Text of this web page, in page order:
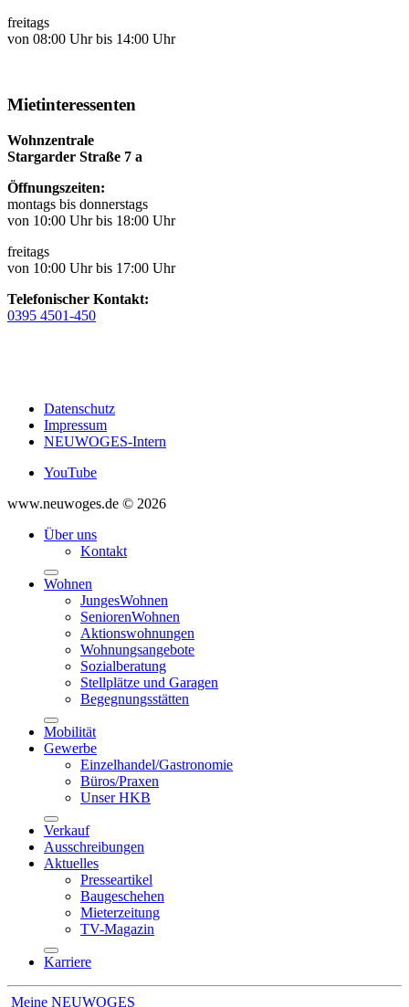
freitags
von 08:00 Uhr bis 14:00 Uhr
Mietinteressenten
Wohnzentrale
Stargarder Straße 7 a
Öffnungszeiten:
montags bis donnerstags
von 10:00 Uhr bis 18:00 Uhr
freitags
von 10:00 Uhr bis 17:00 Uhr
Telefonischer Kontakt:
0395 4501-450
Datenschutz
Impressum
NEUWOGES-Intern
YouTube
www.neuwoges.de © 2026
Über uns
Kontakt
Wohnen
JungesWohnen
SeniorenWohnen
Aktionswohnungen
Wohnungsangebote
Sozialberatung
Stellplätze und Garagen
Begegnungsstätten
Mobilität
Gewerbe
Einzelhandel/Gastronomie
Büros/Praxen
Unser HKB
Verkauf
Ausschreibungen
Aktuelles
Presseartikel
Baugeschehen
Mieterzeitung
TV-Magazin
Karriere
Meine NEUWOGES